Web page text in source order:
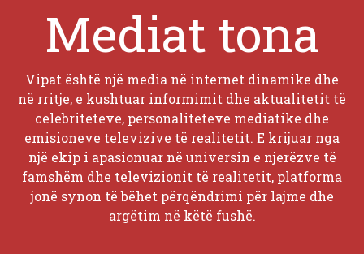
Mediat tona
Vipat është një media në internet dinamike dhe
në rritje, e kushtuar informimit dhe aktualitetit të
celebriteteve, personaliteteve mediatike dhe
emisioneve televizive të realitetit. E krijuar nga
një ekip i apasionuar në universin e njerëzve të
famshëm dhe televizionit të realitetit, platforma
jonë synon të bëhet përqëndrimi për lajme dhe
argëtim në këtë fushë.